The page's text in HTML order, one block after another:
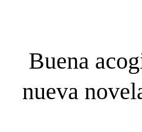
Buena
nueva